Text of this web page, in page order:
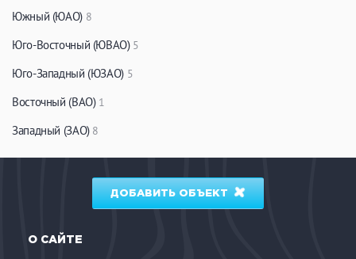
Южный (ЮАО) 8
Юго-Восточный (ЮВАО) 5
Юго-Западный (ЮЗАО) 5
Восточный (ВАО) 1
Западный (ЗАО) 8
ДОБАВИТЬ ОБЪЕКТ
О САЙТЕ